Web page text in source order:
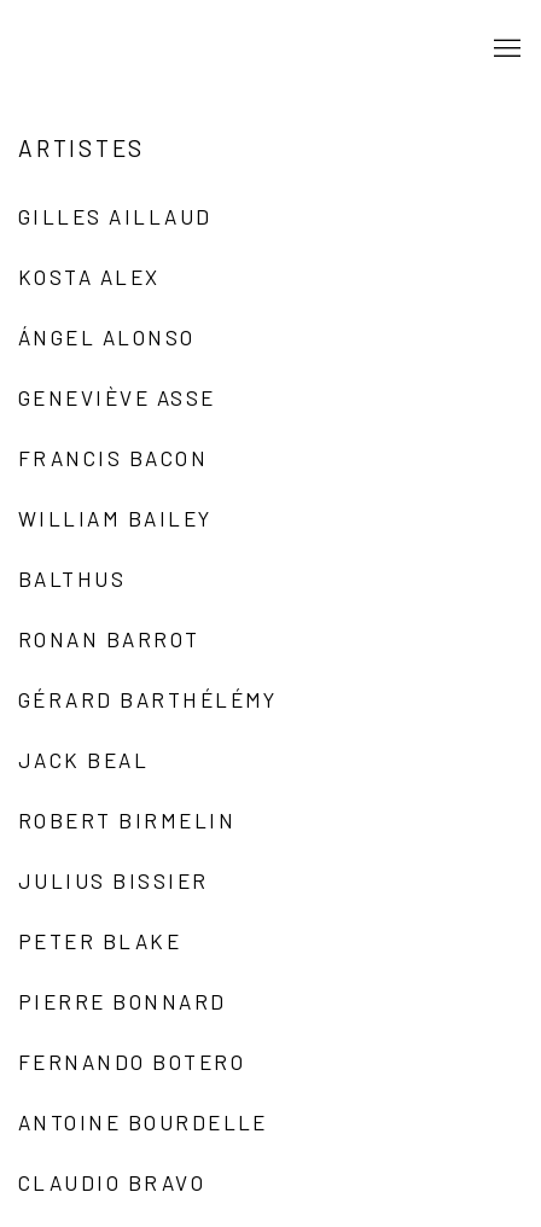
ARTISTES
GILLES AILLAUD
KOSTA ALEX
ÁNGEL ALONSO
GENEVIÈVE ASSE
FRANCIS BACON
WILLIAM BAILEY
BALTHUS
RONAN BARROT
GÉRARD BARTHÉLÉMY
JACK BEAL
ROBERT BIRMELIN
JULIUS BISSIER
PETER BLAKE
PIERRE BONNARD
FERNANDO BOTERO
ANTOINE BOURDELLE
CLAUDIO BRAVO